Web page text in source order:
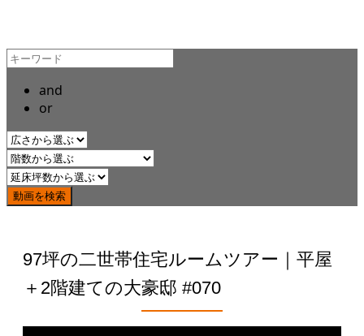
and
or
97坪の二世帯住宅ルームツアー｜平屋
＋2階建ての大豪邸 #070